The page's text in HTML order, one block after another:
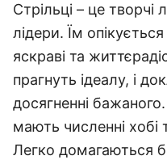
Стрільці – це
лідери. Їм
яскраві та
прагнуть ідеалу, і
досягненні
мають численні хобі
Легко домагаються